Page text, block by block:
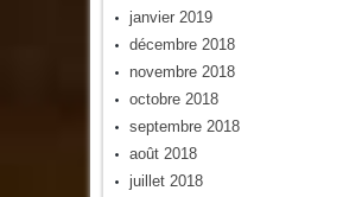
janvier 2019
décembre 2018
novembre 2018
octobre 2018
septembre 2018
août 2018
juillet 2018